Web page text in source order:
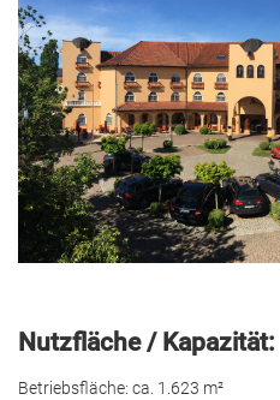
Nutzfläche / Kapazität:
Betriebsfläche: ca. 1.623 m²